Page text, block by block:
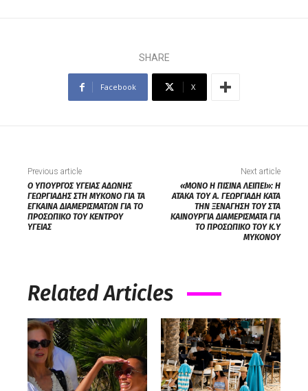
SHARE
Facebook X
Previous article
O ΥΠΟΥΡΓΟΣ ΥΓΕΙΑΣ ΑΔΩΝΗΣ
ΓΕΩΡΓΙΑΔΗΣ ΣΤΗ ΜΥΚΟΝΟ ΓΙΑ ΤΑ
ΕΓΚΑΙΝΑ ΔΙΑΜΕΡΙΣΜΑΤΩΝ ΓΙΑ ΤΟ
ΠΡΟΣΩΠΙΚΟ ΤΟΥ ΚΕΝΤΡΟΥ
ΥΓΕΙΑΣ
Next article
«ΜΟΝΟ Η ΠΙΣΙΝΑ ΛΕΙΠΕΙ»: H
ATAKA TOY Α. ΓΕΩΡΓΙΑΔΗ ΚΑΤΑ
ΤΗΝ ΞΕΝΑΓΗΣΗ ΤΟΥ ΣΤΑ
ΚΑΙΝΟΥΡΓΙΑ ΔΙΑΜΕΡΙΣΜΑΤΑ ΓΙΑ
ΤΟ ΠΡΟΣΩΠΙΚΟ ΤΟΥ Κ.Υ
ΜΥΚΟΝΟΥ
Related Articles